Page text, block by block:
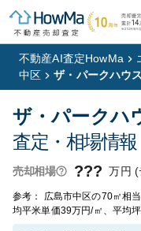
不動産AI査定HowMa
中区
ザ・パークハウ
ザ・パークハ
査定・相場情報
売却相場 ??? 万円 (
参考： 広島市中区の70㎡相
均平米単価39万円/㎡、平均